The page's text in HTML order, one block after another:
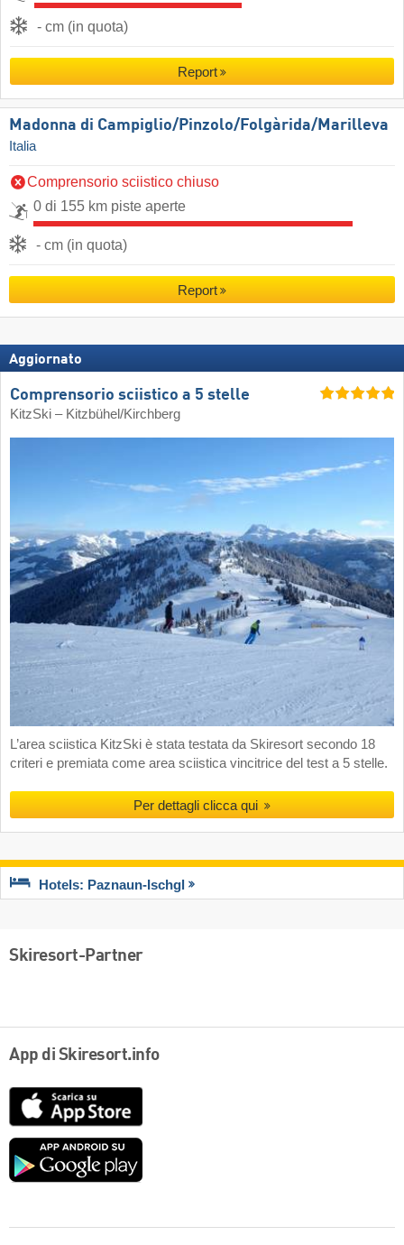
- cm (in quota)
Report
Madonna di Campiglio/​Pinzolo/​Folgàrida/​Marilleva
Italia
Comprensorio sciistico chiuso
0 di 155 km piste aperte
- cm (in quota)
Report
Aggiornato
Comprensorio sciistico a 5 stelle
KitzSki – Kitzbühel/​Kirchberg
L’area sciistica KitzSki è stata testata da Skiresort secondo 18
criteri e premiata come area sciistica vincitrice del test a 5 stelle.
Per dettagli clicca qui
Hotels: Paznaun-Ischgl
Skiresort-Partner
App di Skiresort.info
Google